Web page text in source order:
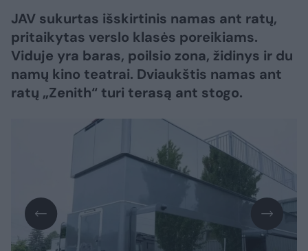
JAV sukurtas išskirtinis namas ant ratų,
pritaikytas verslo klasės poreikiams.
Viduje yra baras, poilsio zona, židinys ir du
namų kino teatrai. Dviaukštis namas ant
ratų „Zenith“ turi terasą ant stogo.